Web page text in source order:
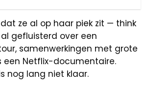
ze al op haar piek zit — think
gefluisterd over een
samenwerkingen met grote
een Netflix-documentaire.
nog lang niet klaar.